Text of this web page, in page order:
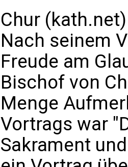
Chur (kath.net)
Nach seinem
Freude am
Bischof von
Menge
Vortrags war
Sakrament